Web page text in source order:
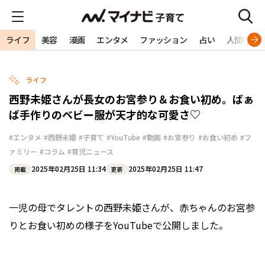
ライフ 美容 漫画 エンタメ ファッション 占い 人間関係
ライフ
西野未姫さんが長女のお宮参り＆お食い初め。ばぁ
ば手作りのベビー服が天才的な可愛さ♡
#エンタメ #西野未姫 #子育て #YouTube #動画 #お宮参り #お食い初め #フ
ァミリー #コラム #育児ニュース
掲載 2025年02月25日 11:34 更新 2025年02月25日 11:47
一児の母でタレントの西野未姫さんが、赤ちゃんのお宮参
りとお食い初めの様子をYouTubeで公開しました。